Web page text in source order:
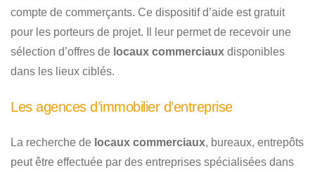
compte de commerçants. Ce dispositif d’aide est gratuit
pour les porteurs de projet. Il leur permet de recevoir une
sélection d’offres de locaux commerciaux disponibles
dans les lieux ciblés.
Les agences d’immobilier d’entreprise
La recherche de locaux commerciaux, bureaux, entrepôts
peut être effectuée par des entreprises spécialisées dans